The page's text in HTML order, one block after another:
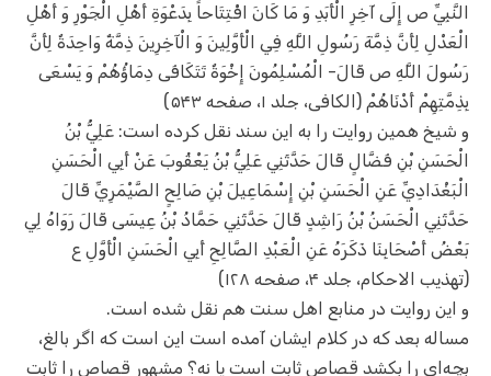
النَّبِيِّ ص إِلَى آخِرِ الْأَبَدِ وَ مَا كَانَ افْتِتَاحاً بِدَعْوَةِ أَهْلِ الْجَوْرِ وَ أَهْلِ
الْعَدْلِ لِأَنَّ ذِمَّةَ رَسُولِ اللَّهِ فِي الْأَوَّلِينَ وَ الْآخِرِينَ ذِمَّةٌ وَاحِدَةٌ لِأَنَّ
رَسُولَ اللَّهِ ص قَالَ- الْمُسْلِمُونَ إِخْوَةٌ تَتَكَافَى دِمَاؤُهُمْ وَ يَسْعَى
بِذِمَّتِهِمْ أَدْنَاهُمْ (الکافی، جلد ۱، صفحه ۵۴۳)
و شیخ همین روایت را به این سند نقل کرده است: عَلِيُّ بْنُ
الْحَسَنِ بْنِ فَضَّالٍ قَالَ حَدَّثَنِي عَلِيُّ بْنُ يَعْقُوبَ عَنْ أَبِي الْحَسَنِ
الْبَغْدَادِيِّ عَنِ الْحَسَنِ بْنِ إِسْمَاعِيلَ بْنِ صَالِحٍ الصَّيْمَرِيِّ قَالَ
حَدَّثَنِي الْحَسَنُ بْنُ رَاشِدٍ قَالَ حَدَّثَنِي حَمَّادُ بْنُ عِيسَى قَالَ رَوَاهُ لِي
بَعْضُ أَصْحَابِنَا ذَكَرَهُ عَنِ الْعَبْدِ الصَّالِحِ أَبِي الْحَسَنِ الْأَوَّلِ ع
(تهذیب الاحکام، جلد ۴، صفحه ۱۲۸)
و این روایت در منابع اهل سنت هم نقل شده است.
مساله بعد که در کلام ایشان آمده است این است که اگر بالغ،
بچه‌ای را بکشد قصاص ثابت است یا نه؟ مشهور قصاص را ثابت